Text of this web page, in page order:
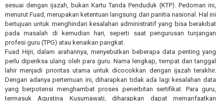
sesuai dengan ijazah, bukan Kartu Tanda Penduduk (KTP). Pedoman ini,
menurut Fuad, merupakan ketentuan langsung dari panitia nasional. Hal ini
bertujuan untuk menghindari kesalahan administratif yang bisa berakibat
pada masalah di kemudian hari, seperti saat pengurusan tunjangan
profesi guru (TPG) atau kenaikan pangkat.
Fuad Hijri, dalam arahannya, menyebutkan beberapa data penting yang
perlu diperiksa ulang oleh para guru. Nama lengkap, tempat dan tanggal
lahir menjadi prioritas utama untuk dicocokkan dengan ijazah terakhir.
Dengan adanya pertemuan ini, diharapkan tidak ada lagi kesalahan data
yang berpotensi menghambat proses penerbitan sertifikat. Para guru,
termasuk Agustina Kusumawati, diharapkan dapat memanfaatkan